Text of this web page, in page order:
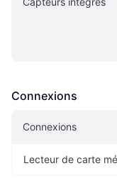
Connexions
Connexions
Lecteur de carte